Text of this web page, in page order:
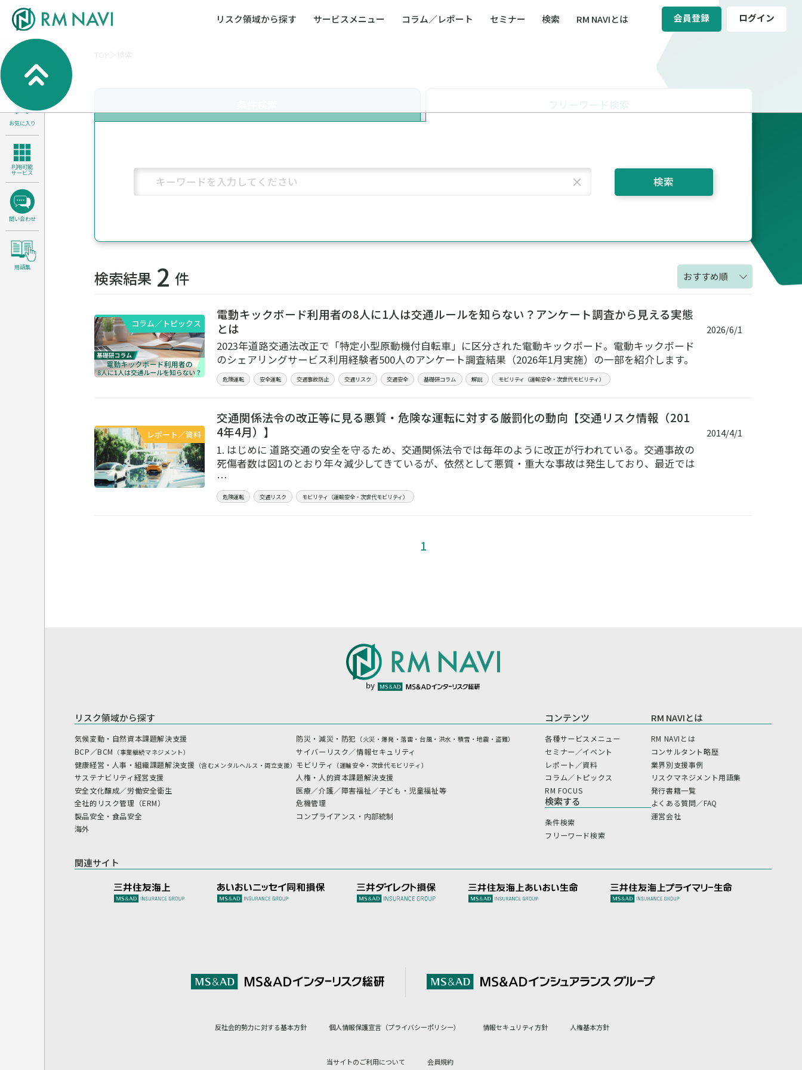
リスク領域から探す サービスメニュー コラム／レポート セミナー 検索 RM NAVIとは 会員登録 ログイン
健康経営・人事・組織課題解決支援（含むメンモビリティ（運輸安全・次世代モビリティ）
サステナビリティ経営支援
人権・人的資本課題解決支援
安全文化醸成／労働安全衛生
検索
お気に入り
利用可能
サービス
問い合わせ
用語集
フリーワード検索
検索
検索結果 2 件 おすすめ順
コラム／トピックス
電動キックボード利用者の8人に1人は交通ルールを知らない？アンケート調査から見える実態
とは
2023年道路交通法改正で「特定小型原動機付自転車」に区分された電動キックボード。電動キックボード
のシェアリングサービス利用経験者500人のアンケート調査結果（2026年1月実施）の一部を紹介します。
危険運転 安全運転 交通事故防止 交通リスク 交通安全 基礎研コラム 解説 モビリティ（運輸安全・次世代モビリティ）
2026/6/1
レポート／資料
交通関係法令の改正等に見る悪質・危険な運転に対する厳罰化の動向【交通リスク情報（201
4年4月）】
1. はじめに 道路交通の安全を守るため、交通関係法令では毎年のように改正が行われている。交通事故の
死傷者数は図1のとおり年々減少してきているが、依然として悪質・重大な事故は発生しており、最近では
…
危険運転 交通リスク モビリティ（運輸安全・次世代モビリティ）
2014/4/1
1
by
リスク領域から探す
気候変動・自然資本課題解決支援
BCP／BCM （事業継続マネジメント）
健康経営・人事・組織課題解決支援 （含むメンタルヘルス・両立支援）
サステナビリティ経営支援
安全文化醸成／労働安全衛生
全社的リスク管理（ERM）
製品安全・食品安全
海外
防災・減災・防犯 （火災・爆発・落雷・台風・洪水・積雪・地震・盗難）
サイバーリスク／情報セキュリティ
モビリティ （運輸安全・次世代モビリティ）
人権・人的資本課題解決支援
医療／介護／障害福祉／子ども・児童福祉等
危機管理
コンプライアンス・内部統制
コンテンツ
各種サービスメニュー
セミナー／イベント
レポート／資料
コラム／トピックス
RM FOCUS
検索する
条件検索
フリーワード検索
RM NAVIとは
RM NAVIとは
コンサルタント略歴
業界別支援事例
リスクマネジメント用語集
発行書籍一覧
よくある質問／FAQ
運営会社
関連サイト
反社会的勢力に対する基本方針 個人情報保護宣言（プライバシーポリシー） 情報セキュリティ方針 人権基本方針
当サイトのご利用について 会員規約